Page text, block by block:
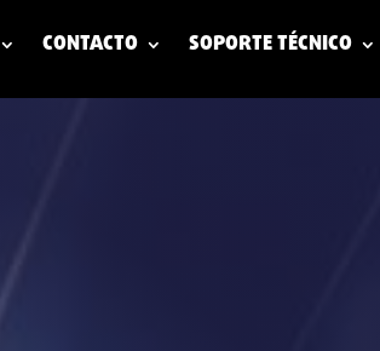
CONTACTO SOPORTE TÉCNICO